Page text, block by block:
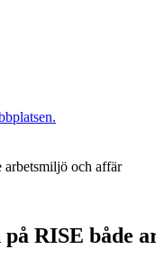
arbetsmiljö och affär
RISE både